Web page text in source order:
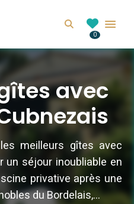
Search
0
avec
meilleurs gîtes avec
un séjour inoubliable en
privative après une
du Bordelais,...